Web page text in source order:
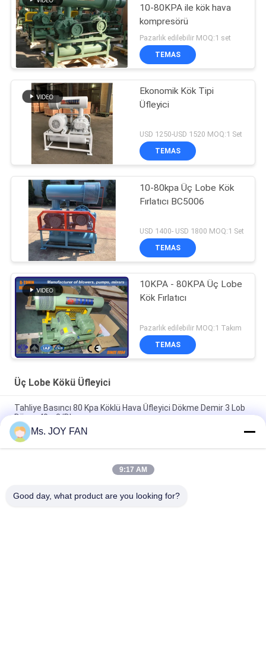
10-80KPA ile kök hava
kompresörü
Pazarlık edilebilir MOQ:1 set
TEMAS
Ekonomik Kök Tipi
Üfleyici
USD 1250-USD 1520 MOQ:1 Set
TEMAS
10-80kpa Üç Lobe Kök
Fırlatıcı BC5006
USD 1400- USD 1800 MOQ:1 Set
TEMAS
10KPA - 80KPA Üç Lobe
Kök Fırlatıcı
Pazarlık edilebilir MOQ:1 Takım
TEMAS
Üç Lobe Kökü Üfleyici
Tahliye Basıncı 80 Kpa Köklü Hava Üfleyici Dökme Demir 3 Lob
Döner 40m3/Dk
10" 80kpa 71.52m3/Min 132kw dökme demir üç lob kökleri
nefesi
DN200 Su Soğutmalı Üç Loblu Kök Üfleyici maksimum basınç
Ms. JOY FAN
9:17 AM
Good day, what product are you looking for?